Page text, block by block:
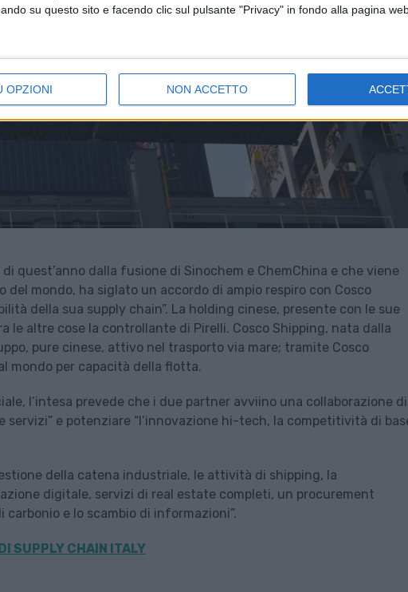
su questo sito e facendo clic sul pulsante "Privacy" in fondo alla pagina
OPZIONI NON ACCETTO
quest’anno dalla fusione di Sinochem e ChemChina e che viene
mondo, ha siglato un accordo di ampio respiro con Cosco
della sua supply chain”. La holding cinese, presente con le sue
le altre cose la controllante di Pirelli. Cosco Shipping, nata dalla
pure cinese, attivo nel trasporto via mare; tramite Cosco
mondo per capacità della flotta.
l’intesa prevede che i due partner avviino una collaborazione di
e potenziare “l’innovazione hi-tech, la competitività di
della catena industriale, le attività di shipping, la
digitale, servizi di real estate completi, un procurement
e lo scambio di informazioni”.
SUPPLY CHAIN ITALY